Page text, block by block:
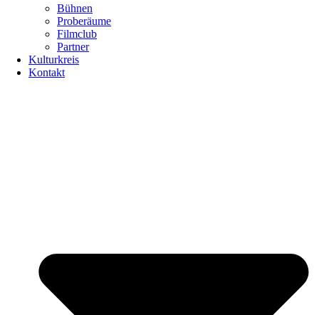
Bühnen
Proberäume
Filmclub
Partner
Kulturkreis
Kontakt